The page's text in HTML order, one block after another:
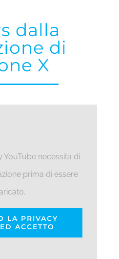
dalla
di
X
YouTube necessita di
prima di essere
LA PRIVACY
ACCETTO